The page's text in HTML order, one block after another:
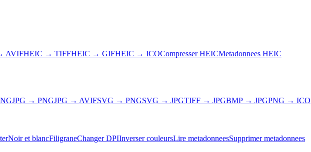
AVIFHEIC → TIFFHEIC → GIFHEIC → ICOCompresser HEICMetadonnees HEIC
JPG → PNGJPG → AVIFSVG → PNGSVG → JPGTIFF → JPGBMP → JPGPNG → ICO
Noir et blancFiligraneChanger DPIInverser couleursLire metadonneesSupprimer metadonnees